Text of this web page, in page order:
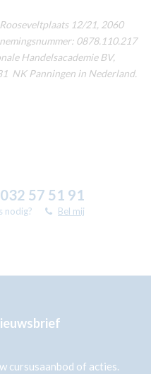
12/21, 2060
0878.110.217
Handelsacademie BV,
NK Panningen in Nederland.
032 57 51 91
nodig? Bel mij
cursusaanbod of acties.